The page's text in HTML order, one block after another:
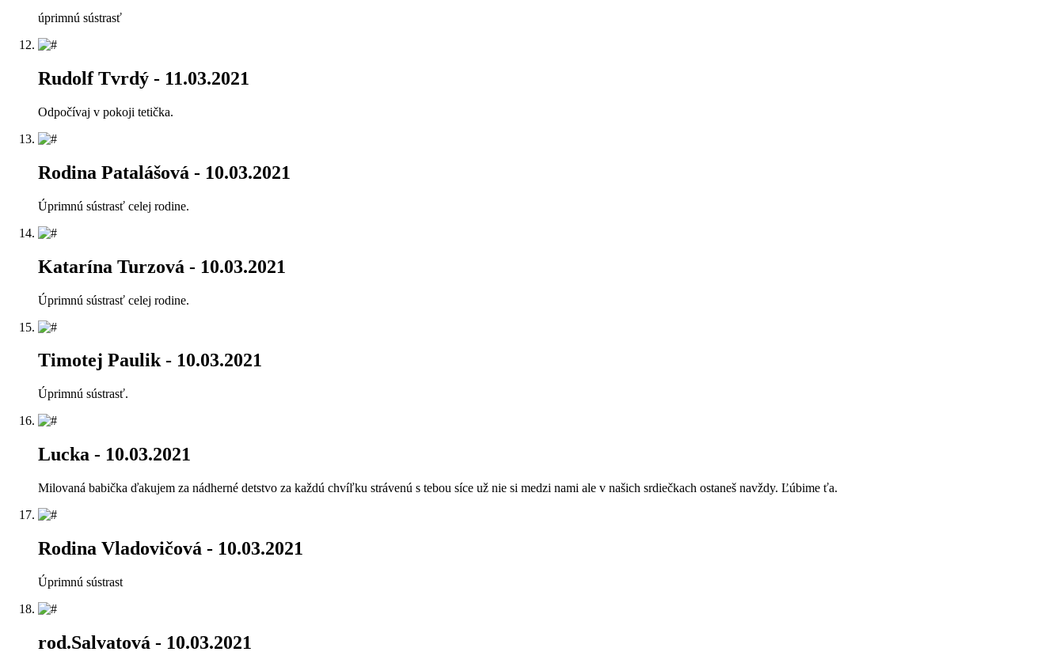
úprimnú sústrasť
Rudolf Tvrdý - 11.03.2021
Odpočívaj v pokoji tetička.
Rodina Patalášová - 10.03.2021
Úprimnú sústrasť celej rodine.
Katarína Turzová - 10.03.2021
Úprimnú sústrasť celej rodine.
Timotej Paulik- 10.03.2021
Úprimnú sústrasť.
Lucka - 10.03.2021
Milovaná babička ďakujem za nádherné detstvo za každú chvíľku strávenú s tebou síce už nie si medzi nami ale v našich srdiečkach ostaneš navždy. Ľúbime ťa.
Rodina Vladovičová - 10.03.2021
Úprimnú sústrast
rod.Salvatová - 10.03.2021